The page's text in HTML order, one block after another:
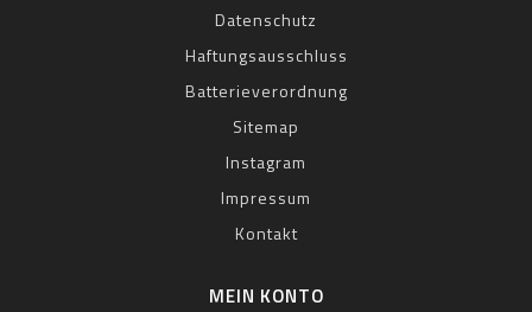
Datenschutz
Haftungsausschluss
Batterieverordnung
Sitemap
Instagram
Impressum
Kontakt
MEIN KONTO